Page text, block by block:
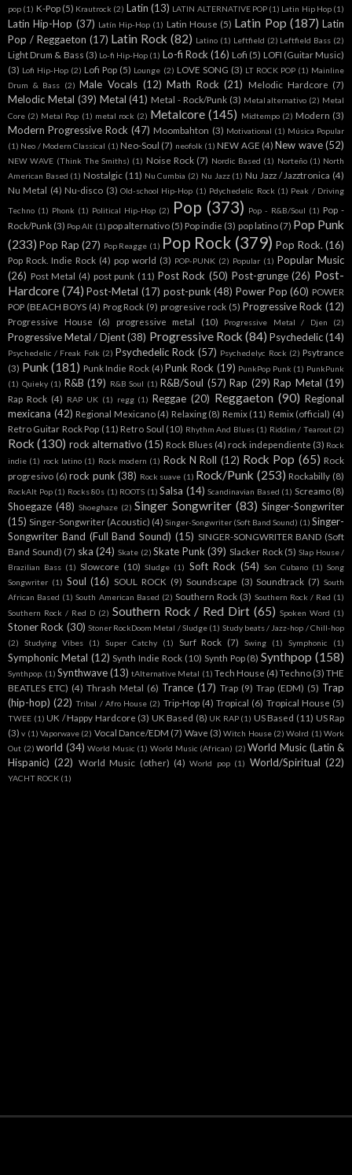
pop (1) K-Pop (5) Krautrock (2) Latin (13) LATIN ALTERNATIVE POP (1) Latin Hip Hop (1)
Latin Hip-Hop (37) Latín Hip-Hop (1) Latin House (5) Latin Pop (187) Latin
Pop / Reggaeton (17) Latin Rock (82) Latino (1) Leftfield (2) Leftfield Bass (2)
Light Drum & Bass (3) Lo-fi Hip-Hop (1) Lo-fi Rock (16) Lofi (5) LOFI (Guitar Music)
(3) Lofi Hip-Hop (2) Lofi Pop (5) Lounge (2) LOVE SONG (3) LT ROCK POP (1) Mainline
Drum & Bass (2) Male Vocals (12) Math Rock (21) Melodic Hardcore (7)
Melodic Metal (39) Metal (41) Metal - Rock/Punk (3) Metal alternativo (2) Metal
Core (2) Metal Pop (1) metal rock (2) Metalcore (145) Midtempo (2) Modern (3)
Modern Progressive Rock (47) Moombahton (3) Motivational (1) Música Popular
(1) Neo / Modern Classical (1) Neo-Soul (7) neofolk (1) NEW AGE (4) New wave (52)
NEW WAVE (Think The Smiths) (1) Noise Rock (7) Nordic Based (1) Norteño (1) North
American Based (1) Nostalgic (11) Nu Cumbia (2) Nu Jazz (1) Nu Jazz / Jazztronica (4)
Nu Metal (4) Nu-disco (3) Old-school Hip-Hop (1) Pdychedelic Rock (1) Peak / Driving
Techno (1) Phonk (1) Political Hip-Hop (2) Pop (373) Pop - R&B/Soul (1) Pop -
Rock/Punk (3) Pop Alt (1) pop alternativo (5) Pop indie (3) pop latino (7) Pop Punk
(233) Pop Rap (27) Pop Reagge (1) Pop Rock (379) Pop Rock. (16)
Pop Rock. Indie Rock (4) pop world (3) POP-PUNK (2) Popular (1) Popular Music
(26) Post Metal (4) post punk (11) Post Rock (50) Post-grunge (26) Post-
Hardcore (74) Post-Metal (17) post-punk (48) Power Pop (60) POWER
POP (BEACH BOYS (4) Prog Rock (9) progresive rock (5) Progressive Rock (12)
Progressive House (6) progressive metal (10) Progressive Metal / Djen (2)
Progressive Metal / Djent (38) Progressive Rock (84) Psychedelic(14)
Psychedelic / Freak Folk (2) Psychedelic Rock (57) Psychedelyc Rock (2) Psytrance
(3) Punk (181) Punk Indie Rock (4) Punk Rock (19) PunkPop Punk (1) PunkPunk
(1) Quieky (1) R&B (19) R&B Soul (1) R&B/Soul (57) Rap (29) Rap Metal (19)
Rap Rock (4) RAP UK (1) regg (1) Reggae (20) Reggaeton (90) Regional
mexicana (42) Regional Mexicano (4) Relaxing (8) Remix (11) Remix (official) (4)
Retro Guitar Rock Pop (11) Retro Soul (10) Rhythm And Blues (1) Riddim / Tearout (2)
Rock (130) rock alternativo (15) Rock Blues (4) rock independiente (3) Rock
indie (1) rock latino (1) Rock modern (1) Rock N Roll (12) Rock Pop (65) Rock
progresivo (6) rock punk (38) Rock suave (1) Rock/Punk (253) Rockabilly (8)
RockAlt Pop (1) Rocks 80s (1) ROOTS (1) Salsa (14) Scandinavian Based (1) Screamo (8)
Shoegaze (48) Shoeghaze (2) Singer Songwriter (83) Singer-Songwriter
(15) Singer-Songwriter (Acoustic) (4) Singer-Songwriter (Soft Band Sound) (1) Singer-
Songwriter Band (Full Band Sound) (15) SINGER-SONGWRITER BAND (Soft
Band Sound) (7) ska (24) Skate (2) Skate Punk (39) Slacker Rock (5) Slap House /
Brazilian Bass (1) Slowcore (10) Sludge (1) Soft Rock (54) Son Cubano (1) Song
Songwriter (1) Soul (16) SOUL ROCK (9) Soundscape (3) Soundtrack (7) South
African Based (1) South American Based (2) Southern Rock (3) Southern Rock / Red (1)
Southern Rock / Red D (2) Southern Rock / Red Dirt (65) Spoken Word (1)
Stoner Rock (30) Stoner RockDoom Metal / Sludge (1) Study beats / Jazz-hop / Chill-hop
(2)
Studying Vibes (1) Super Catchy (1) Surf Rock (7) Swing (1) Symphonic (1)
Symphonic Metal (12) Synth Indie Rock (10) Synth Pop (8) Synthpop (158)
Synthpop. (1) Synthwave (13) tAlternative Metal (1) Tech House (4) Techno (3) THE
BEATLES ETC) (4) Thrash Metal (6) Trance (17) Trap (9) Trap (EDM) (5) Trap
(hip-hop) (22) Tribal / Afro House (2) Trip-Hop (4) Tropical (6) Tropical House (5)
TWEE (1) UK / Happy Hardcore (3) UK Based (8) UK RAP (1) US Based (11) US Rap
(3) v (1) Vaporwave (2) Vocal Dance/EDM (7) Wave (3) Witch House (2) Wolrd (1) Work
Out (2) world (34) World Music (1) World Music (African) (2) World Music (Latin &
Hispanic) (22) World Music (other) (4) World pop (1) World/Spiritual (22)
YACHT ROCK (1)